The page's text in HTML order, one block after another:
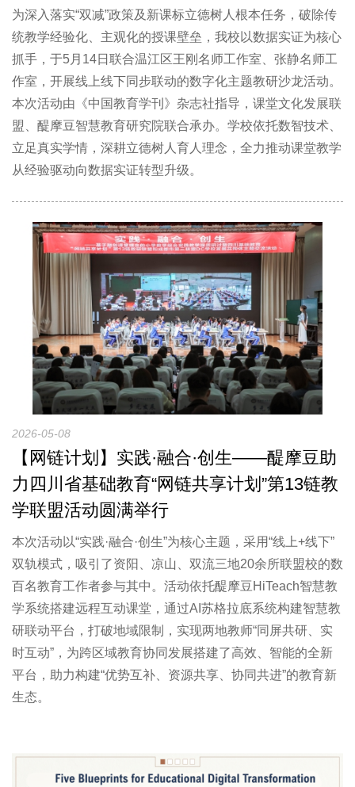
为深入落实“双减”政策及新课标立德树人根本任务，破除传
统教学经验化、主观化的授课壁垒，我校以数据实证为核心
抓手，于5月14日联合温江区王刚名师工作室、张静名师工
作室，开展线上线下同步联动的数字化主题教研沙龙活动。
本次活动由《中国教育学刊》杂志社指导，课堂文化发展联
盟、醍摩豆智慧教育研究院联合承办。学校依托数智技术、
立足真实学情，深耕立德树人育人理念，全力推动课堂教学
从经验驱动向数据实证转型升级。
2026-05-08
【网链计划】实践·融合·创生——醍摩豆助
力四川省基础教育“网链共享计划”第13链教
学联盟活动圆满举行
本次活动以“实践·融合·创生”为核心主题，采用“线上+线下”
双轨模式，吸引了资阳、凉山、双流三地20余所联盟校的数
百名教育工作者参与其中。活动依托醍摩豆HiTeach智慧教
学系统搭建远程互动课堂，通过AI苏格拉底系统构建智慧教
研联动平台，打破地域限制，实现两地教师“同屏共研、实
时互动”，为跨区域教育协同发展搭建了高效、智能的全新
平台，助力构建“优势互补、资源共享、协同共进”的教育新
生态。